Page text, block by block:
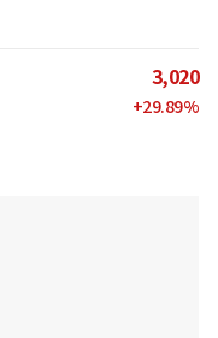
3,020
+29.89%